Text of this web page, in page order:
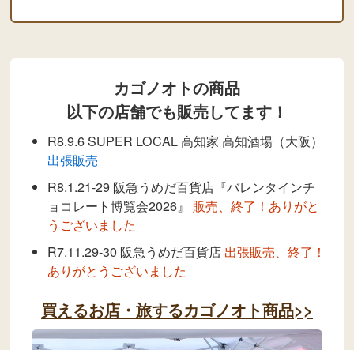
カゴノオトの商品
以下の店舗でも販売してます！
R8.9.6 SUPER LOCAL 高知家 高知酒場（大阪）
出張販売
R8.1.21-29 阪急うめだ百貨店『バレンタインチ
ョコレート博覧会2026』 販売、終了！ありがと
うございました
R7.11.29-30 阪急うめだ百貨店 出張販売、終了！
ありがとうございました
買えるお店・旅するカゴノオト商品>>